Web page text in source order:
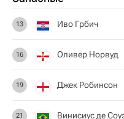
13 Иво Грбич
16 Оливер Норвуд
19 Джек Робинсон
21 Винисиус де